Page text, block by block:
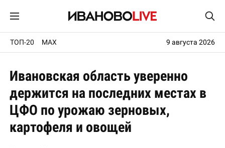
ТОП-20 MAX 9 августа 2026
Ивановская область уверенно
держится на последних местах в
ЦФО по урожаю зерновых,
картофеля и овощей